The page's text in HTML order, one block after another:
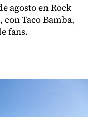
agosto en Rock
con Taco Bamba,
fans.